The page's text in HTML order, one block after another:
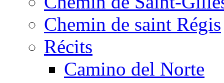
Chemin de saint Régis
Récits
Camino del Norte